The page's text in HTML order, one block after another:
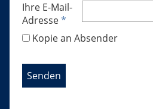
Ihre E-Mail-
Adresse*
Kopie an Absender